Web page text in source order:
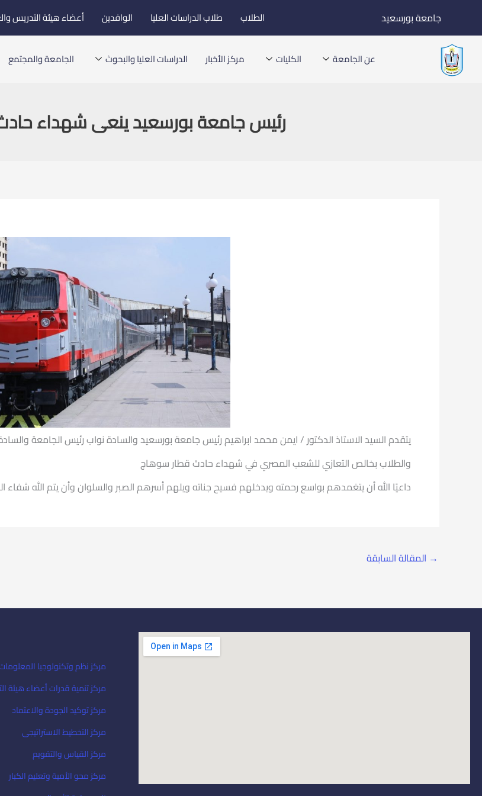
إلى
المحتوى
جامعة بورسعيد الطلاب طلاب الدراسات العليا الوافدين أعضاء هيئة التدريس
عن الجامعة الكليات مركز الأخبار الدراسات العليا والبحوث الجامعة والمجتمع
رئيس جامعة بورسعيد ينعى شهداء
يتقدم السيد الاستاذ ‏الدكتور / ايمن محمد ابراهيم رئيس جامعة بورسعيد والسادة نواب رئيس الجامعة
والطلاب بخالص التعازي للشعب المصري في شهداء حادث قطار سوهاج
داعيًا الله ‏أن يتغمدهم بواسع رحمته ويدخلهم فسيح جناته ويلهم أسرهم الصبر والسلوان وأن يتم الله
→ المقالة السابقة
مركز نظم وتكنولوجيا
مركز تنمية قدرات أعضاء هيئة
مركز توكيد الجودة والاعتماد
مركز التخطيط الاستراتيجى
مركز القياس والتقويم
مركز محو الأمية وتعليم الكبار